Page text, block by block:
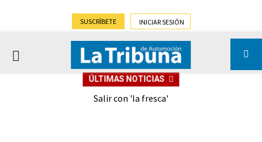
SUSCRÍBETE INICIAR SESIÓN
PRIMARY
ÚLTIMAS NOTICIAS
Salir con 'la fresca'